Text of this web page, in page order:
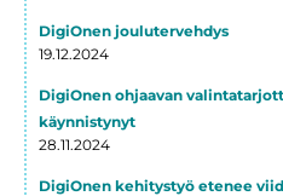
DigiOnen joulutervehdys
19.12.2024
DigiOnen ohjaavan
käynnistynyt
28.11.2024
DigiOnen kehitystyö etenee